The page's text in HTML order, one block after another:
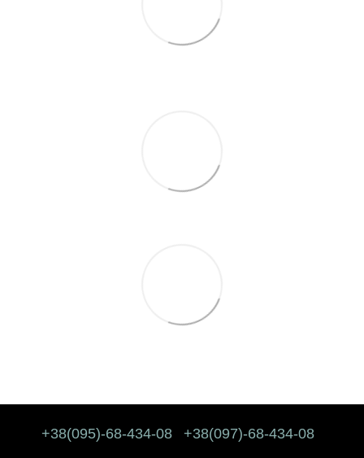
+38(095)-68-434-08 +38(097)-68-434-08